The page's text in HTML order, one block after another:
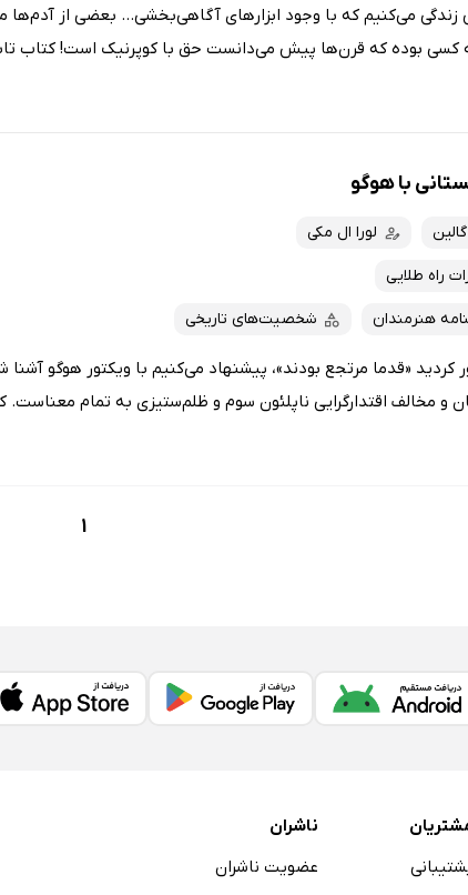
زندگی می‌کنیم که با وجود ابزارهای آگاهی‌بخشی... بعضی از
کسی بوده که قرن‌ها پیش می‌دانست حق با کوپرنیک است! کتاب
با هوگو
لورا ال مکی
راه طلایی
هنرمندان شخصیت‌های تاریخی
کردید «قدما مرتجع بودند»، پیشنهاد می‌کنیم با ویکتور هوگو
و مخالف اقتدارگرایی ناپلئون سوم و ظلم‌ستیزی به تمام معناست.
1
ناشران
عضویت ناشران